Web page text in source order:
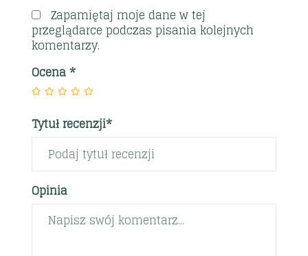
Zapamiętaj moje dane w tej
przeglądarce podczas pisania kolejnych
komentarzy.
Ocena*
Tytuł recenzji*
Opinia